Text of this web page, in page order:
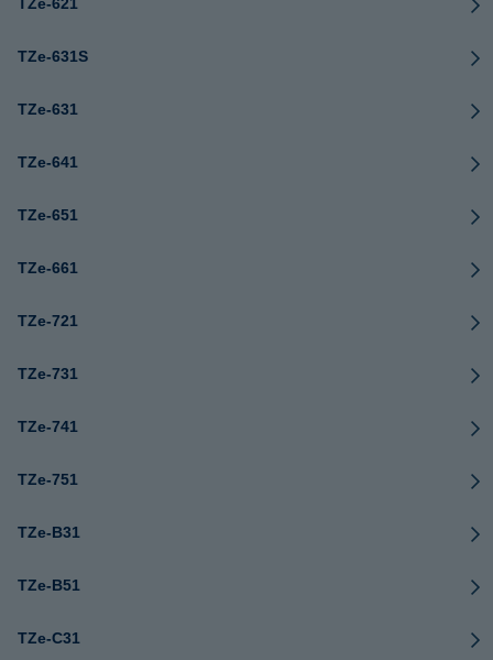
TZe-631S
TZe-631
TZe-641
TZe-651
TZe-661
TZe-721
TZe-731
TZe-741
TZe-751
TZe-B31
TZe-B51
TZe-C31